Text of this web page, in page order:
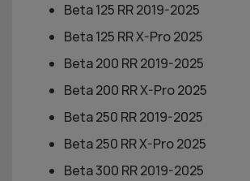
Beta 125 RR 2019-2025
Beta 125 RR X-Pro2025
Beta 200 RR 2019-2025
Beta 200 RR X-Pro2025
Beta 250 RR 2019-2025
Beta 250 RR X-Pro2025
Beta 300 RR 2019-2025